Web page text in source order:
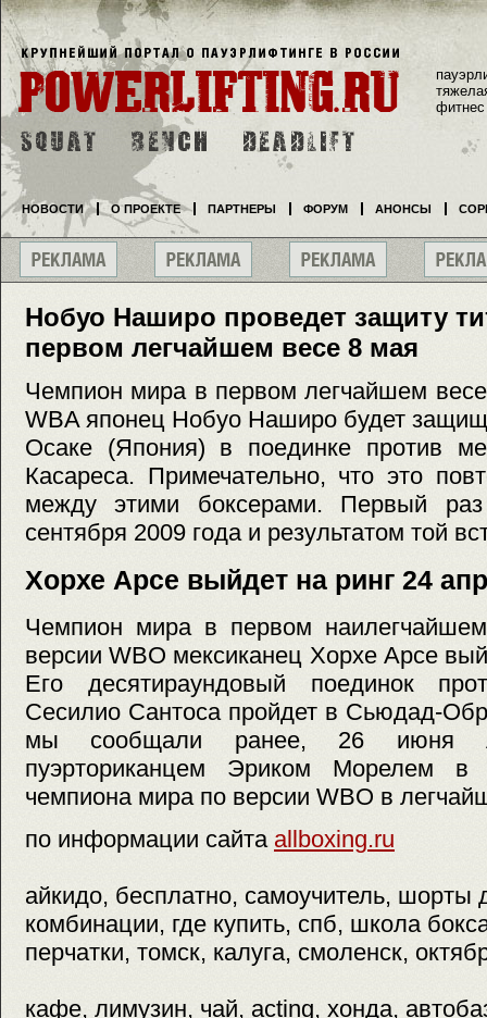
Нобуо Наширо проведет защиту
первом легчайшем весе 8 мая
Чемпион мира в первом легчайшем
WBA японец Нобуо Наширо будет
Осаке (Япония) в поединке против
Касареса. Примечательно, что это
между этими боксерами. Первый
сентября 2009 года и результатом той
Хорхе Арсе выйдет на ринг 24
Чемпион мира в первом
версии WBO мексиканец Хорхе Арсе
Его десятираундовый поединок
Сесилио Сантоса пройдет в Сьюдад-
мы сообщали ранее, 26 июня
пуэрториканцем Эриком Морелем в
чемпиона мира по версии WBO в
по информации сайта allboxing.ru
айкидо, бесплатно, самоучитель, шорты
комбинации, где купить, спб, школа
перчатки, томск, калуга, смоленск,
кафе, лимузин, чай, acting, хонда,
фитнес
НОВОСТИ О ПРОЕКТЕ ПАРТНЕРЫ ФОРУМ АНОНСЫ